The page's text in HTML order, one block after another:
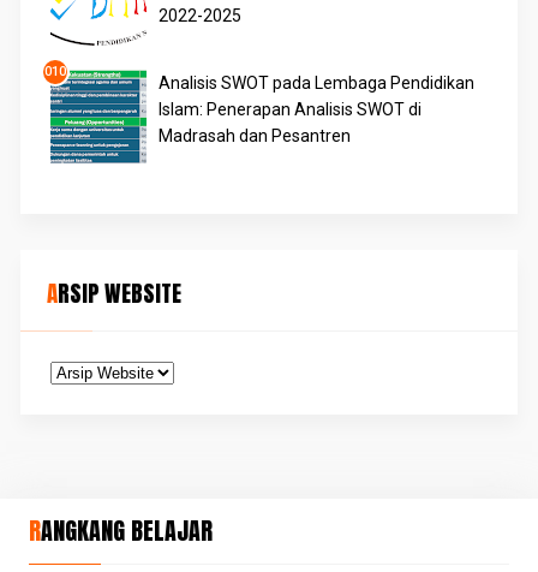
2022-2025
Analisis SWOT pada Lembaga Pendidikan
Islam: Penerapan Analisis SWOT di
Madrasah dan Pesantren
ARSIP WEBSITE
RANGKANG BELAJAR